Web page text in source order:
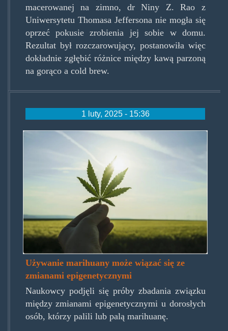
macerowanej na zimno, dr Niny Z. Rao z
Uniwersytetu Thomasa Jeffersona nie mogła się
oprzeć pokusie zrobienia jej sobie w domu.
Rezultat był rozczarowujący, postanowiła więc
dokładnie zgłębić różnice między kawą parzoną
na gorąco a cold brew.
1 luty, 2025 - 15:36
by_oprea_george.jpg
Używanie marihuany może wiązać się ze
zmianami epigenetycznymi
Naukowcy podjęli się próby zbadania związku
między zmianami epigenetycznymi u dorosłych
osób, którzy palili lub palą marihuanę.